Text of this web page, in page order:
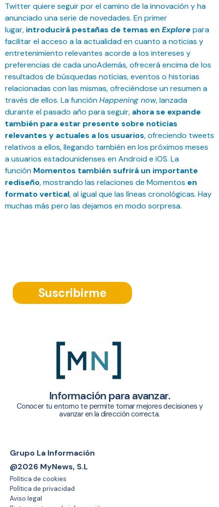
Twitter quiere seguir por el camino de la innovación y ha
anunciado una serie de novedades. En primer
lugar, introducirá pestañas de temas en Explore para
facilitar el acceso a la actualidad en cuanto a noticias y
entretenimiento relevantes acorde a los intereses y
preferencias de cada unoAdemás, ofrecerá encima de los
resultados de búsquedas noticias, eventos o historias
relacionadas con las mismas, ofreciéndose un resumen a
través de ellos. La funciónHappening now, lanzada
durante el pasado año para seguir, ahora se expande
también para estar presente sobre noticias
relevantes y actuales a los usuarios, ofreciendo tweets
relativos a ellos, llegando también en los próximos meses
a usuarios estadounidenses en Android e iOS. La
función Momentos también sufrirá un importante
rediseño, mostrando las relaciones de Momentos en
formato vertical, al igual que las líneas cronológicas. Hay
muchas más pero las dejamos en modo sorpresa.
Suscribirme
Información para avanzar.
Conocer tu entorno te permite tomar mejores decisiones y
avanzar en la dirección correcta.
Grupo La Información
@2026 MyNews, S.L
Política de cookies
Política de privacidad
Aviso legal